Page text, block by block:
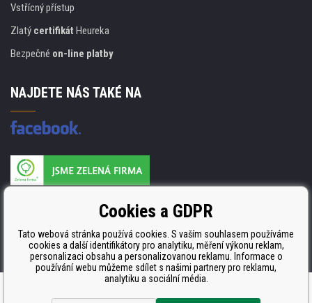
Vstřícný přístup
Zlatý certifikát Heureka
Bezpečné on-line platby
NAJDETE NÁS TAKÉ NA
ISO 9001. ISO 14001 a STMC.
Tvorba a pronájem eshopůBINARGON.cz
Cookies a GDPR
Tato webová stránka používá cookies. S vaším souhlasem používáme
cookies a další identifikátory pro analytiku, měření výkonu reklam,
personalizaci obsahu a personalizovanou reklamu. Informace o
používání webu můžeme sdílet s našimi partnery pro reklamu,
analytiku a sociální média.